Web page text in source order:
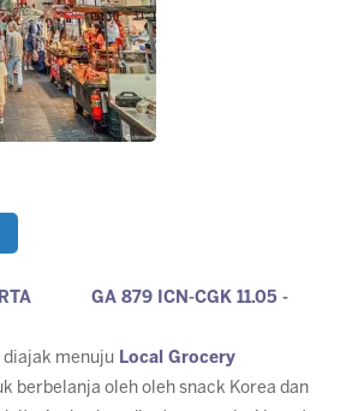
GA 879 ICN-CGK 11.05 -
diajak menuju Local Grocery
berbelanja oleh oleh snack Korea dan